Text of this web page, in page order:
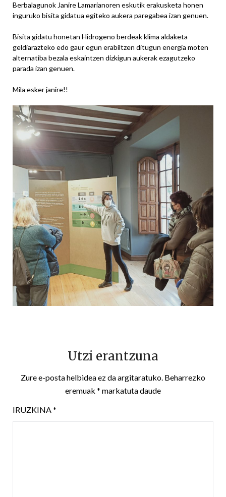
Berbalagunok Janire Lamarianoren eskutik erakusketa honen
inguruko bisita gidatua egiteko aukera paregabea izan genuen.
Bisita gidatu honetan Hidrogeno berdeak klima aldaketa
geldiarazteko edo gaur egun erabiltzen ditugun energia moten
alternatiba bezala eskaintzen dizkigun aukerak ezagutzeko
parada izan genuen.
Mila esker janire!!
Utzi erantzuna
Zure e-posta helbidea ez da argitaratuko. Beharrezko
eremuak * markatuta daude
IRUZKINA*